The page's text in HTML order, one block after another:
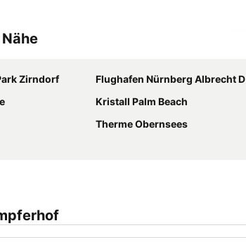
Zirndorf Flughafen Nürnberg Albrecht Dürer
Kristall Palm Beach
Therme Obernsees